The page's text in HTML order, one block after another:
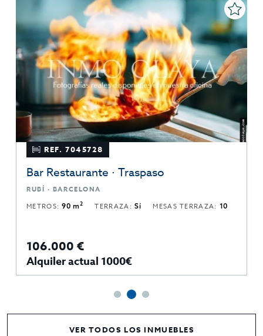
REF. 7045728
Bar Restaurante · Traspaso
RUBÍ · BARCELONA
METROS:90 m2 TERRAZA:Sí MESAS TERRAZA: 10
106.000 €
Alquiler actual 1000€
VER TODOS LOS INMUEBLES